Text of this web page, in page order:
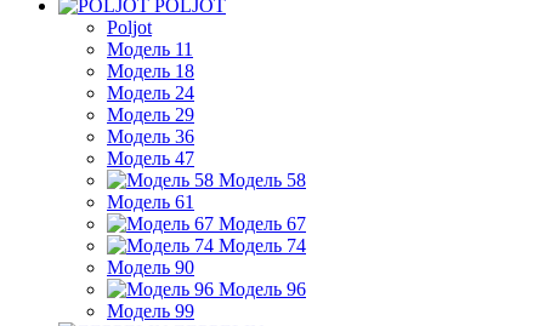
POLJOT
Poljot
Модель 11
Модель 18
Модель 24
Модель 29
Модель 36
Модель 47
Модель 58
Модель 61
Модель 67
Модель 74
Модель 90
Модель 96
Модель 99